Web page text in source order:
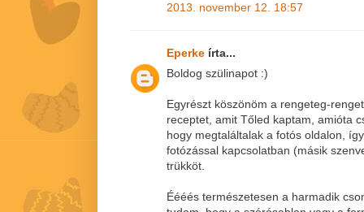
2013. november 12. 18:57
Eperke írta...
Boldog szülinapot :)
Egyrészt köszönöm a rengeteg-
receptet, amit Tőled kaptam, amióta
hogy megtaláltalak a fotós oldalon,
fotózással kapcsolatban (másik
trükköt.
Éééés természetesen a harmadik